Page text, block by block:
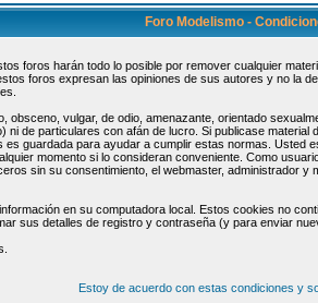
Foro Modelismo -
foros harán todo lo posible por remover cualquier
foros expresan las opiniones de sus autores y no la
obsceno, vulgar, de odio, amenazante, orientado
ni de particulares con afán de lucro. Si publicase
guardada para ayudar a cumplir estas normas.
momento si lo consideran conveniente. Como
sin su consentimiento, el webmaster, administrador
en su computadora local. Estos cookies no
sus detalles de registro y contraseña (y para enviar
Estoy de acuerdo con estas condiciones y